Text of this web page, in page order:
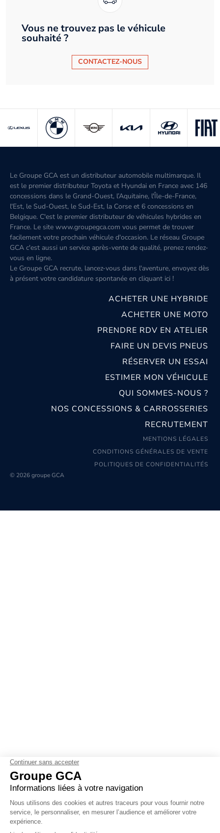
Vous ne trouvez pas le véhicule
souhaité ?
CONTACTEZ-NOUS
Le Groupe GCA est un distributeur automobile multimarque. Il
est le premier distributeur Toyota et Hyundai en France avec 146
concessions dans le Grand-Ouest, l’Aquitaine, l'Île-de-France,
l'Est, le Sud-Ouest, le Sud-Est, la Corse et 6 concessions en
Belgique. C'est le premier distributeur de véhicules hybrides en
France. Le site www.groupegca.com vous permet de trouver
facilement votre prochain véhicule d'occasion. Le réseau Groupe
GCA c'est aussi un service après-vente de qualité, prenez rendez-
vous en ligne.
Le Groupe GCA recrute, lancez-vous dans l'aventure, envoyez dès
à présent votre candidature spontanée en cliquant ici !
ACHETER UNE HYBRIDE
ACHETER UNE MOTO
PRENDRE RDV EN ATELIER
FAIRE UN DEVIS PNEUS
RÉSERVER UN ESSAI
ESTIMER MON VÉHICULE
QUI SOMMES-NOUS ?
NOS CONCESSIONS & CARROSSERIES
RECRUTEMENT
MENTIONS LÉGALES
CONDITIONS GÉNÉRALES DE VENTE
POLITIQUES DE CONFIDENTIALITÉS
© 2026 groupe GCA